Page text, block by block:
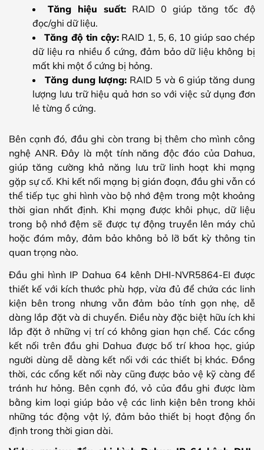
Tăng hiệu suất: RAID 0 giúp tăng tốc độ
đọc/ghi dữ liệu.
Tăng độ tin cậy: RAID 1, 5, 6, 10 giúp sao chép
dữ liệu ra nhiều ổ cứng, đảm bảo dữ liệu không bị
mất khi một ổ cứng bị hỏng.
Tăng dung lượng: RAID 5 và 6 giúp tăng dung
lượng lưu trữ hiệu quả hơn so với việc sử dụng đơn
lẻ từng ổ cứng.
Bên cạnh đó, đầu ghi còn trang bị thêm cho mình công
nghệ ANR. Đây là một tính năng độc đáo của Dahua,
giúp tăng cường khả năng lưu trữ linh hoạt khi mạng
gặp sự cố. Khi kết nối mạng bị gián đoạn, đầu ghi vẫn có
thể tiếp tục ghi hình vào bộ nhớ đệm trong một khoảng
thời gian nhất định. Khi mạng được khôi phục, dữ liệu
trong bộ nhớ đệm sẽ được tự động truyền lên máy chủ
hoặc đám mây, đảm bảo không bỏ lỡ bất kỳ thông tin
quan trọng nào.
Đầu ghi hình IP Dahua 64 kênh DHI-NVR5864-EI được
thiết kế với kích thước phù hợp, vừa đủ để chứa các linh
kiện bên trong nhưng vẫn đảm bảo tính gọn nhẹ, dễ
dàng lắp đặt và di chuyển. Điều này đặc biệt hữu ích khi
lắp đặt ở những vị trí có không gian hạn chế. Các cổng
kết nối trên đầu ghi Dahua được bố trí khoa học, giúp
người dùng dễ dàng kết nối với các thiết bị khác. Đồng
thời, các cổng kết nối này cũng được bảo vệ kỹ càng để
tránh hư hỏng. Bên cạnh đó, vỏ của đầu ghi được làm
bằng kim loại giúp bảo vệ các linh kiện bên trong khỏi
những tác động vật lý, đảm bảo thiết bị hoạt động ổn
định trong thời gian dài.